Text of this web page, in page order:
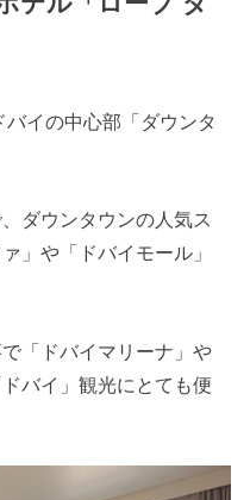
バイの中心部「ダウンタ
ダウンタウンの人気ス
」や「ドバイモール」
「ドバイマリーナ」や
バイ」観光にとても便